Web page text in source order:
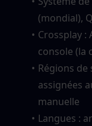
(mondial),
Crossplay :
console (la
Régions de
assignées
manuelle
Langues :